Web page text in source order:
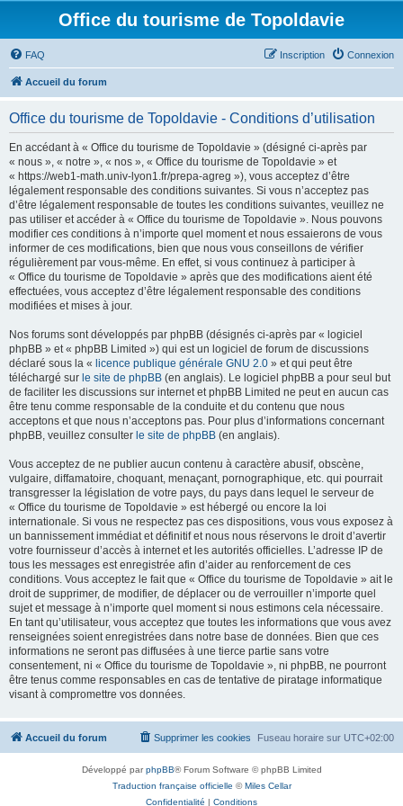
Office du tourisme de Topoldavie
FAQ Connexion
Inscription
Accueil du forum
Office du tourisme de Topoldavie - Conditions d’utilisation
En accédant à « Office du tourisme de Topoldavie » (désigné ci-après par
« nous », « notre », « nos », « Office du tourisme de Topoldavie » et
« https://web1-math.univ-lyon1.fr/prepa-agreg »), vous acceptez d’être
légalement responsable des conditions suivantes. Si vous n’acceptez pas
d’être légalement responsable de toutes les conditions suivantes, veuillez ne
pas utiliser et accéder à « Office du tourisme de Topoldavie ». Nous pouvons
modifier ces conditions à n’importe quel moment et nous essaierons de vous
informer de ces modifications, bien que nous vous conseillons de vérifier
régulièrement par vous-même. En effet, si vous continuez à participer à
« Office du tourisme de Topoldavie » après que des modifications aient été
effectuées, vous acceptez d’être légalement responsable des conditions
modifiées et mises à jour.
Nos forums sont développés par phpBB (désignés ci-après par « logiciel
phpBB » et « phpBB Limited ») qui est un logiciel de forum de discussions
déclaré sous la « licence publique générale GNU 2.0 » et qui peut être
téléchargé sur le site de phpBB (en anglais). Le logiciel phpBB a pour seul but
de faciliter les discussions sur internet et phpBB Limited ne peut en aucun cas
être tenu comme responsable de la conduite et du contenu que nous
acceptons et que nous n’acceptons pas. Pour plus d’informations concernant
phpBB, veuillez consulter le site de phpBB (en anglais).
Vous acceptez de ne publier aucun contenu à caractère abusif, obscène,
vulgaire, diffamatoire, choquant, menaçant, pornographique, etc. qui pourrait
transgresser la législation de votre pays, du pays dans lequel le serveur de
« Office du tourisme de Topoldavie » est hébergé ou encore la loi
internationale. Si vous ne respectez pas ces dispositions, vous vous exposez à
un bannissement immédiat et définitif et nous nous réservons le droit d’avertir
votre fournisseur d’accès à internet et les autorités officielles. L’adresse IP de
tous les messages est enregistrée afin d’aider au renforcement de ces
conditions. Vous acceptez le fait que « Office du tourisme de Topoldavie » ait le
droit de supprimer, de modifier, de déplacer ou de verrouiller n’importe quel
sujet et message à n’importe quel moment si nous estimons cela nécessaire.
En tant qu’utilisateur, vous acceptez que toutes les informations que vous avez
renseignées soient enregistrées dans notre base de données. Bien que ces
informations ne seront pas diffusées à une tierce partie sans votre
consentement, ni « Office du tourisme de Topoldavie », ni phpBB, ne pourront
être tenus comme responsables en cas de tentative de piratage informatique
visant à compromettre vos données.
Accueil du forum Fuseau horaire sur UTC+02:00
Supprimer les cookies
Développé parphpBB® Forum Software © phpBB Limited
Traduction française officielle ©Miles Cellar
Confidentialité | Conditions